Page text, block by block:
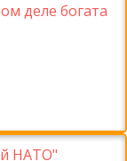
деле богата
НАТО"